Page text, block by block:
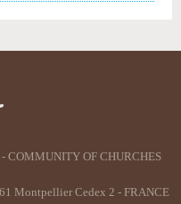
COMMUNITY OF CHURCHES
Montpellier Cedex 2 - FRANCE